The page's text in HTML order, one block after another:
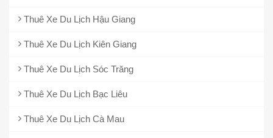
Thuê Xe Du Lịch Hậu Giang
Thuê Xe Du Lịch Kiên Giang
Thuê Xe Du Lịch Sóc Trăng
Thuê Xe Du Lịch Bạc Liêu
Thuê Xe Du Lịch Cà Mau